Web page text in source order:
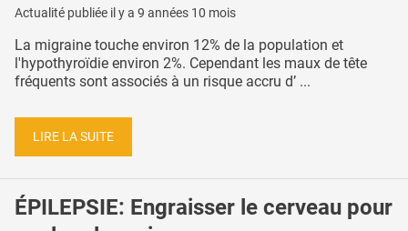
Actualité publiée il y a 9 années 10 mois
La migraine touche environ 12% de la population et
l'hypothyroïdie environ 2%. Cependant les maux de tête
fréquents sont associés à un risque accru d’ ...
LIRE LA SUITE
ÉPILEPSIE: Engraisser le cerveau pour